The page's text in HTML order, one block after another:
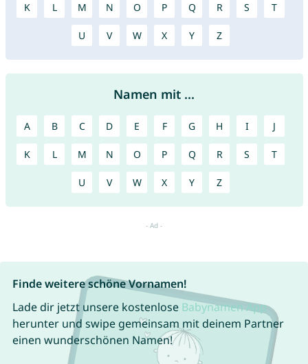
K L M N O P Q R S T
U V W X Y Z
Namen mit ...
A B C D E F G H I J
K L M N O P Q R S T
U V W X Y Z
Finde weitere schöne Vornamen!
Lade dir jetzt unsere kostenlose Babynamen App
herunter und swipe gemeinsam mit deinem Partner
einen wunderschönen Namen!